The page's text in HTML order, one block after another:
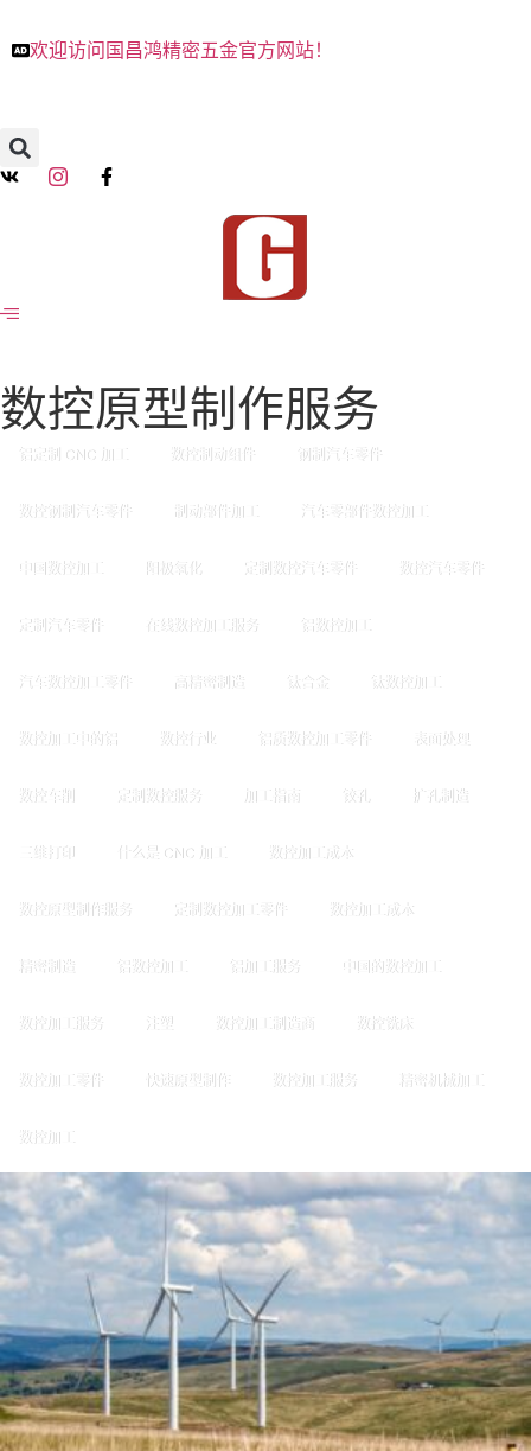
欢迎访问国昌鸿精密五金官方网站！
数控原型制作服务
铝定制 CNC 加工 数控制动组件 钢制汽车零件
数控钢制汽车零件 制动部件加工 汽车零部件数控加工
中国数控加工 阳极氧化 定制数控汽车零件 数控汽车零件
定制汽车零件 在线数控加工服务 铝数控加工
汽车数控加工零件 高精密制造 钛合金 钛数控加工
数控加工中的铝 数控行业 铝质数控加工零件 表面处理
数控车削 定制数控服务 加工指南 铰孔 扩孔制造
三维打印 什么是 CNC 加工 数控加工成本
数控原型制作服务 定制数控加工零件 数控加工成本
精密制造 铝数控加工 铝加工服务 中国的数控加工
数控加工服务 注塑 数控加工制造商 数控铣床
数控加工零件 快速原型制作 数控加工服务 精密机械加工
数控加工